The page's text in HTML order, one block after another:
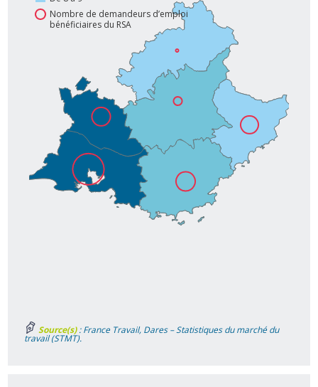
Nombre de demandeurs d’emploi
bénéficiaires du RSA
Source(s): France Travail, Dares – Statistiques du marché du
travail (STMT).